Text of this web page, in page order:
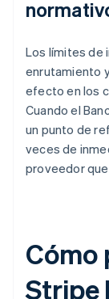
Los límites de
enrutamiento
efecto en los
Cuando el
un punto de
veces de
proveedor
Cómo
Stripe